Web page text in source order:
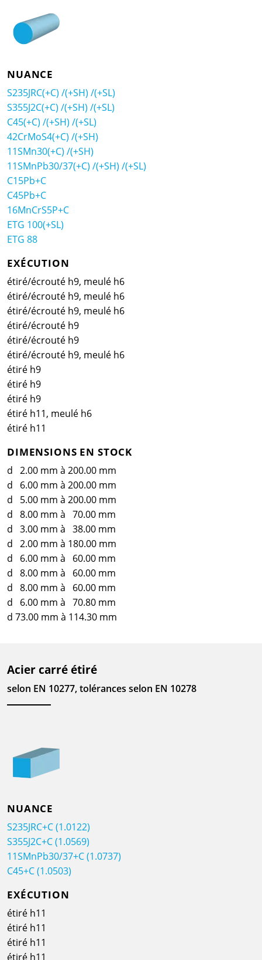
NUANCE
S235JRC(+C) /(+SH) /(+SL)
S355J2C(+C) /(+SH) /(+SL)
C45(+C) /(+SH) /(+SL)
42CrMoS4(+C) /(+SH)
11SMn30(+C) /(+SH)
11SMnPb30/37(+C) /(+SH) /(+SL)
C15Pb+C
C45Pb+C
16MnCrS5P+C
ETG 100(+SL)
ETG 88
EXÉCUTION
étiré/écrouté h9, meulé h6
étiré/écrouté h9, meulé h6
étiré/écrouté h9, meulé h6
étiré/écrouté h9
étiré/écrouté h9
étiré/écrouté h9, meulé h6
étiré h9
étiré h9
étiré h9
étiré h11, meulé h6
étiré h11
DIMENSIONS EN STOCK
d 2.00 mm à 200.00 mm
d 6.00 mm à 200.00 mm
d 5.00 mm à 200.00 mm
d 8.00 mm à 70.00 mm
d 3.00 mm à 38.00 mm
d 2.00 mm à 180.00 mm
d 6.00 mm à 60.00 mm
d 8.00 mm à 60.00 mm
d 8.00 mm à 60.00 mm
d 6.00 mm à 70.80 mm
d 73.00 mm à 114.30 mm
Acier carré étiré
selon EN 10277, tolérances selon EN 10278
NUANCE
S235JRC+C (1.0122)
S355J2C+C (1.0569)
11SMnPb30/37+C (1.0737)
C45+C (1.0503)
EXÉCUTION
étiré h11
étiré h11
étiré h11
étiré h11